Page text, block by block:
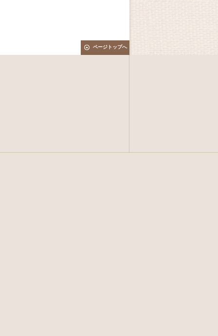
ページトップへ